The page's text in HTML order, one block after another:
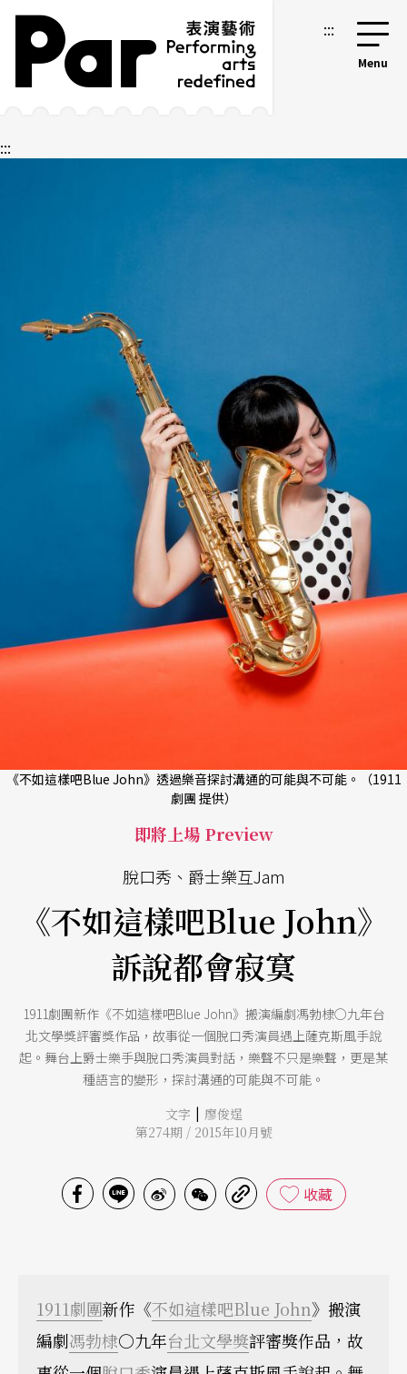
跳到主要內容區塊
網站導覽 :::
:::
《不如這樣吧Blue John》透過樂音探討溝通的可能與不可能。（1911
劇團 提供）
即將上場 Preview
脫口秀、爵士樂互Jam
《不如這樣吧Blue John》
訴說都會寂寞
1911劇團新作《不如這樣吧Blue John》搬演編劇馮勃棣○九年台
北文學獎評審獎作品，故事從一個脫口秀演員遇上薩克斯風手說
起。舞台上爵士樂手與脫口秀演員對話，樂聲不只是樂聲，更是某
種語言的變形，探討溝通的可能與不可能。
文字 | 廖俊逞
第274期 / 2015年10月號
收藏
1911劇團新作《不如這樣吧Blue John》搬演
編劇馮勃棣○九年台北文學獎評審獎作品，故